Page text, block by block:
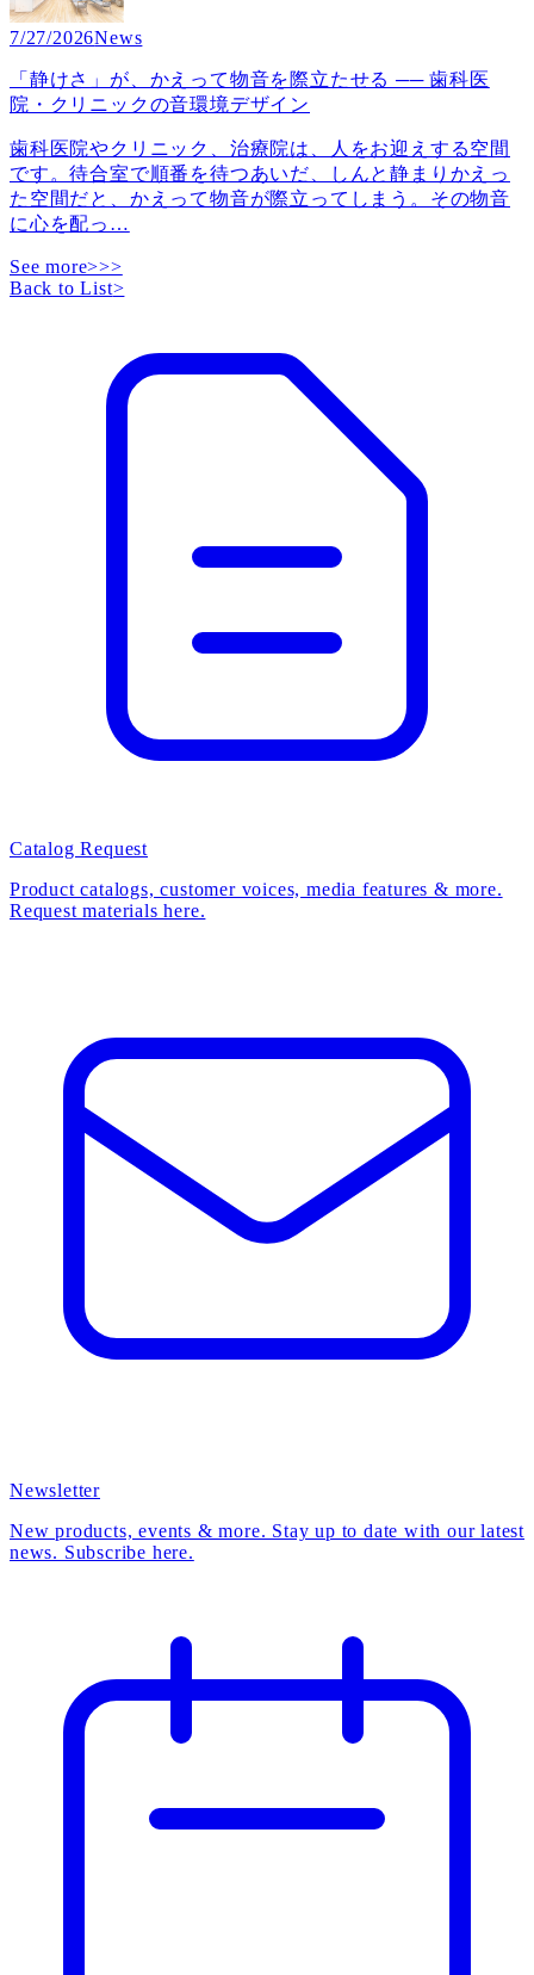
7/27/2026News
「静けさ」が、かえって物音を際立たせる ── 歯科医
院・クリニックの音環境デザイン
歯科医院やクリニック、治療院は、人をお迎えする空間
です。待合室で順番を待つあいだ、しんと静まりかえっ
た空間だと、かえって物音が際立ってしまう。その物音
に心を配っ …
See more>>>
Back to List>
Catalog Request
Product catalogs, customer voices, media features & more.
Request materials here.
Newsletter
New products, events & more. Stay up to date with our latest
news. Subscribe here.